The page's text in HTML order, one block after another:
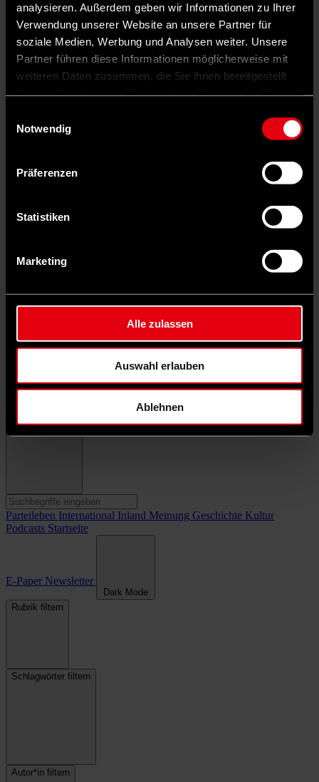
analysieren. Außerdem geben wir Informationen zu Ihrer
Verwendung unserer Website an unsere Partner für
soziale Medien, Werbung und Analysen weiter. Unsere
Partner führen diese Informationen möglicherweise mit
weiteren Daten zusammen, die Sie ihnen bereitgestellt
Notwendig
Präferenzen
Statistiken
Marketing
Alle zulassen
Auswahl erlauben
Ablehnen
Parteileben International Inland Meinung Geschichte Kultur
Podcasts Startseite
E-Paper Newsletter
Dark Mode
Rubrik filtern
Schlagwörter filtern
Autor*in filtern